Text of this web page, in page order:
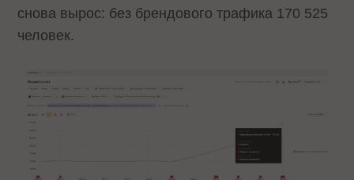
снова вырос: без брендового трафика 170 525
человек.